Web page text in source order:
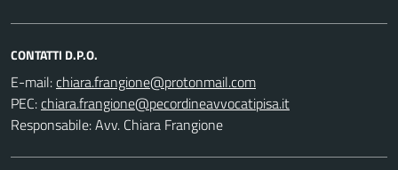
CONTATTI D.P.O.
E-mail:
PEC:
Responsabile: Avv. Chiara Frangione